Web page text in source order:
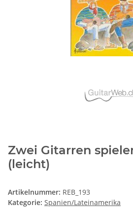
Zwei Gitarren
(leicht)
Artikelnummer: REB_193
Kategorie: Spanien/Lateinamerika